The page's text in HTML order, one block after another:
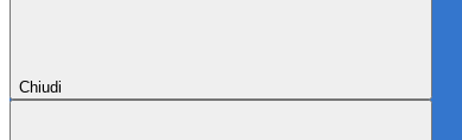
Chiudi